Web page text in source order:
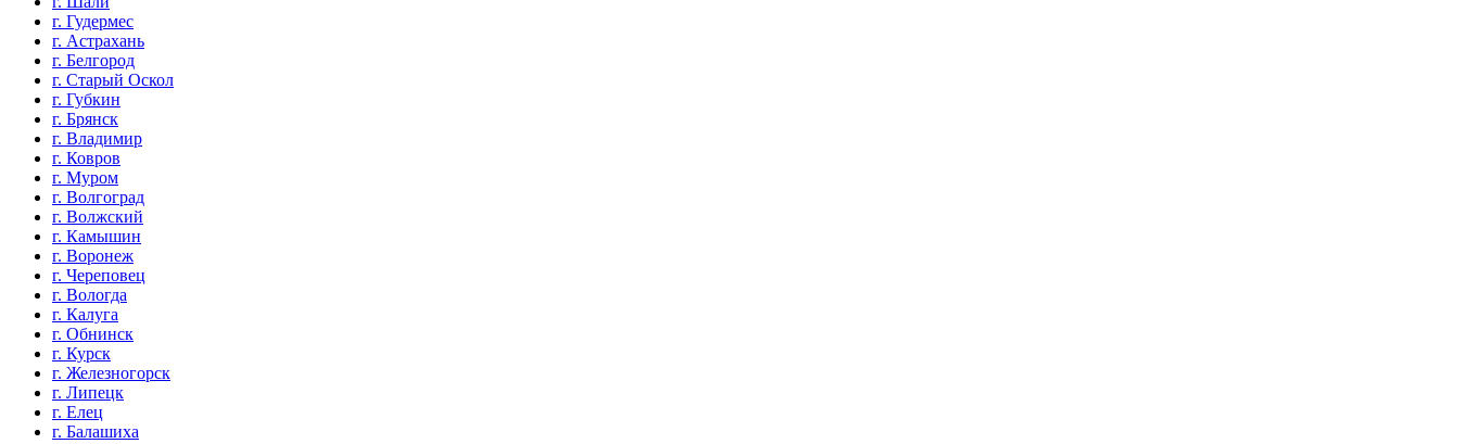
г. Гудермес
г. Астрахань
г. Белгород
г. Старый Оскол
г. Губкин
г. Брянск
г. Владимир
г. Ковров
г. Муром
г. Волгоград
г. Волжский
г. Камышин
г. Воронеж
г. Череповец
г. Вологда
г. Калуга
г. Обнинск
г. Курск
г. Железногорск
г. Липецк
г. Елец
г. Балашиха